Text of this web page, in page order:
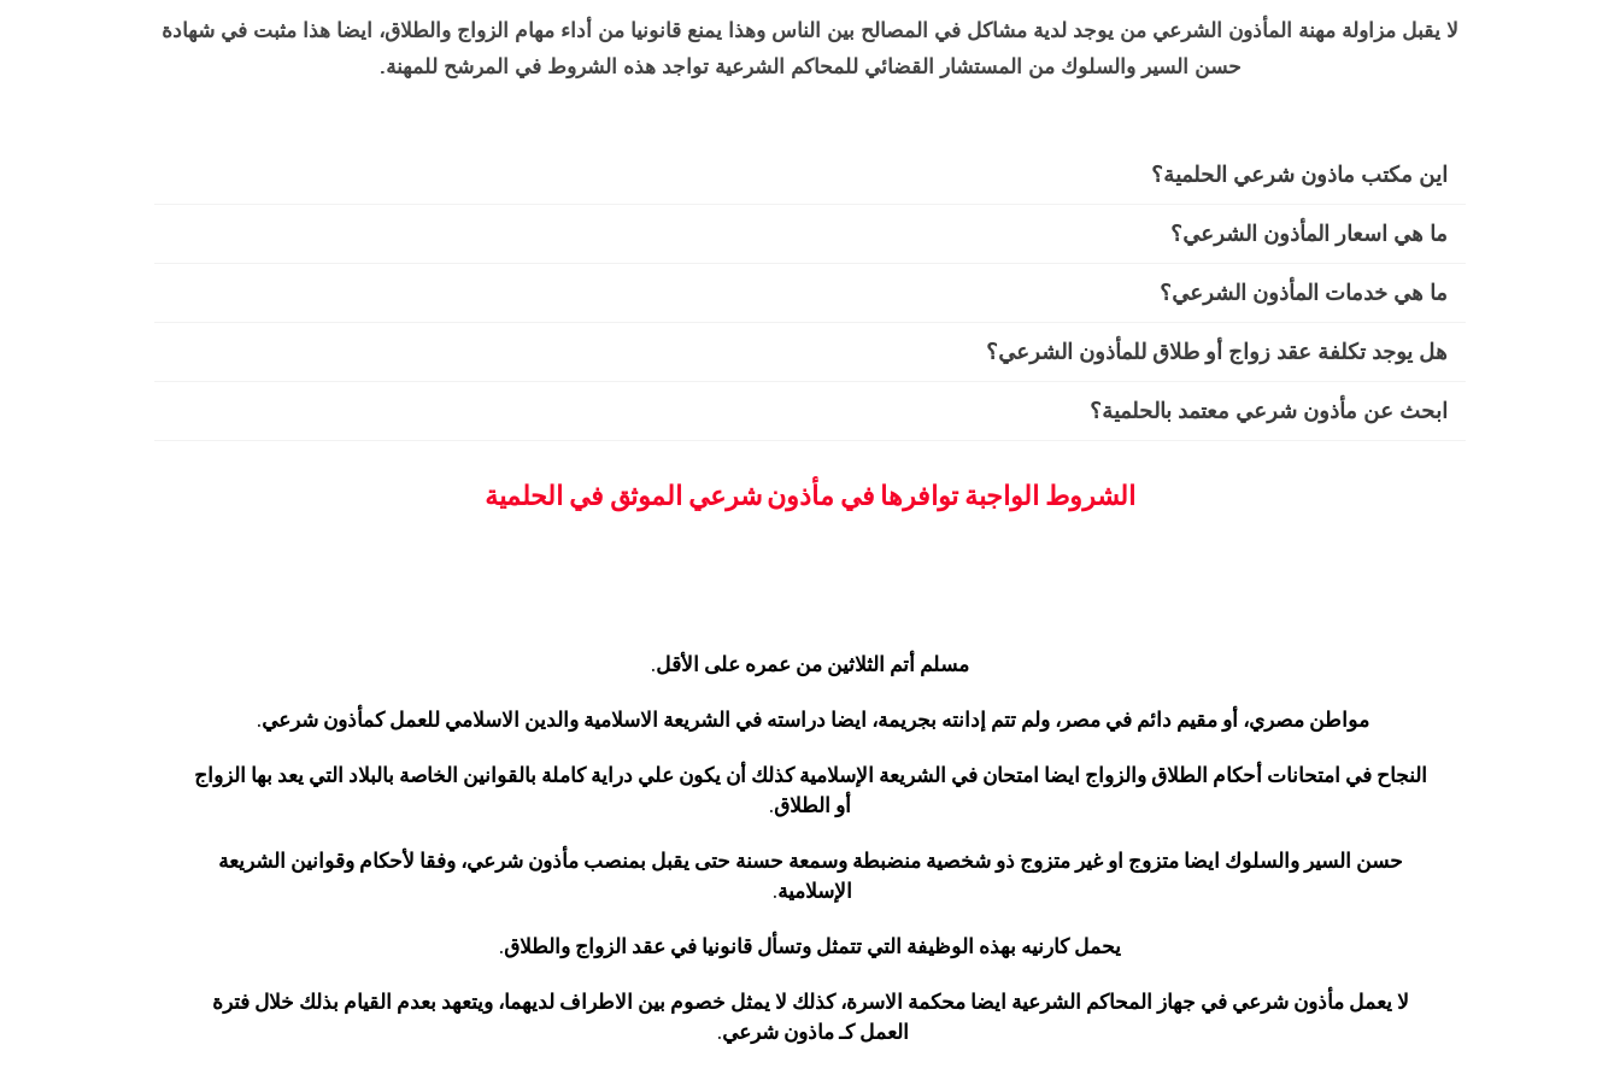
لا يقبل مزاولة مهنة المأذون الشرعي من يوجد لدية مشاكل في المصالح بين الناس وهذا يمنع قانونيا من أداء مهام الزواج والطلاق، ايضا هذا مثبت في شهادة
حسن السير والسلوك من المستشار القضائي للمحاكم الشرعية تواجد هذه الشروط في المرشح للمهنة.
اين مكتب ماذون شرعي الحلمية؟
ما هي اسعار المأذون الشرعي؟
ما هي خدمات المأذون الشرعي؟
هل يوجد تكلفة عقد زواج أو طلاق للمأذون الشرعي؟
ابحث عن مأذون شرعي معتمد بالحلمية؟
الشروط الواجبة توافرها في مأذون شرعي الموثق في الحلمية
مسلم أتم الثلاثين من عمره على الأقل.
مواطن مصري، أو مقيم دائم في مصر، ولم تتم إدانته بجريمة، ايضا دراسته في الشريعة الاسلامية والدين الاسلامي للعمل كمأذون شرعي.
النجاح في امتحانات أحكام الطلاق والزواج ايضا امتحان في الشريعة الإسلامية كذلك أن يكون علي دراية كاملة بالقوانين الخاصة بالبلاد التي يعد بها الزواج
أو الطلاق.
حسن السير والسلوك ايضا متزوج او غير متزوج ذو شخصية منضبطة وسمعة حسنة حتى يقبل بمنصب مأذون شرعي، وفقا لأحكام وقوانين الشريعة
الإسلامية.
يحمل كارنيه بهذه الوظيفة التي تتمثل وتسأل قانونيا في عقد الزواج والطلاق.
لا يعمل مأذون شرعي في جهاز المحاكم الشرعية ايضا محكمة الاسرة، كذلك لا يمثل خصوم بين الاطراف لديهما، ويتعهد بعدم القيام بذلك خلال فترة
العمل كـ ماذون شرعي.